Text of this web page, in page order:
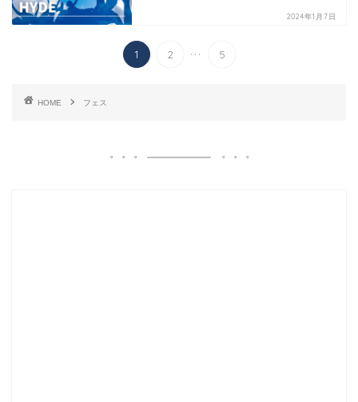
2024年1月7日
1 2 ... 5
HOME フェス